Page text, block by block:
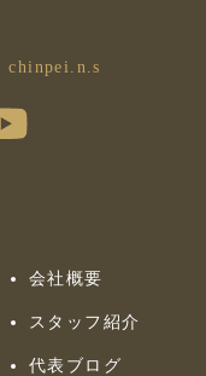
chinpei.n.s
会社概要
スタッフ紹介
代表ブログ